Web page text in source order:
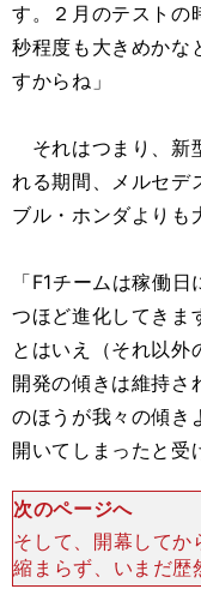
す。２月のテストの
秒程度も大きめかな
すからね」
それはつまり、新
れる期間、メルセデ
ブル・ホンダよりも
「F1チームは稼働
つほど進化してきま
とはいえ（それ以外
開発の傾きは維持さ
のほうが我々の傾き
開いてしまったと受
次のページへ
そして、開幕してか
縮まらず、いまだ歴